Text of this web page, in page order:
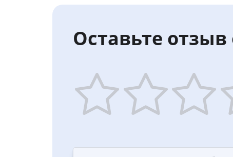
Оставьте отзыв